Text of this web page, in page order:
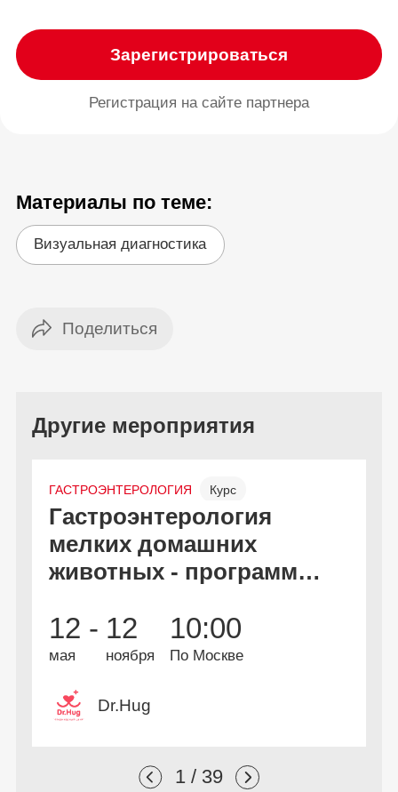
Зарегистрироваться
Регистрация на сайте партнера
Материалы по теме:
Визуальная диагностика
Другие мероприятия
ГАСТРОЭНТЕРОЛОГИЯ Курс
Онлайн и офлайн Бесплатно
Гастроэнтерология
мелких домашних
животных - программа
профессиональной
переподготовки
12 -
мая
12
ноября
10:00
По Москве
Dr.Hug
1 / 39